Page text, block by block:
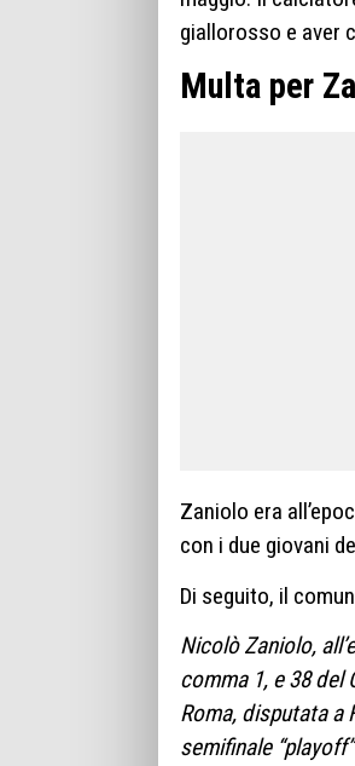
giallorosso e aver
Multa per
Zaniolo era
con i due giovani
Di seguito, il
Nicolò Zaniolo,
comma 1, e 38 del
Roma, disputata a
semifinale